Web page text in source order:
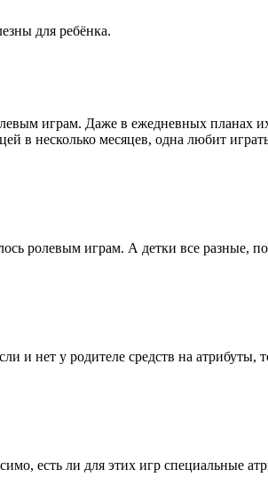
для ребёнка.
играм. Даже в ежедневных планах
в несколько месяцев, одна любит
ролевым играм. А детки все разные,
и нет у родителе средств на атрибуты,
есть ли для этих игр специальные